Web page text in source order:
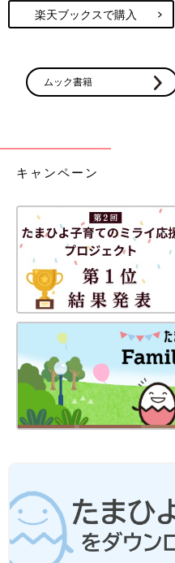
楽天ブックスで購入
ムック書籍
キャンペーン